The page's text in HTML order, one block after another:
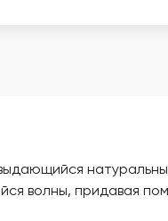
волны, придавая